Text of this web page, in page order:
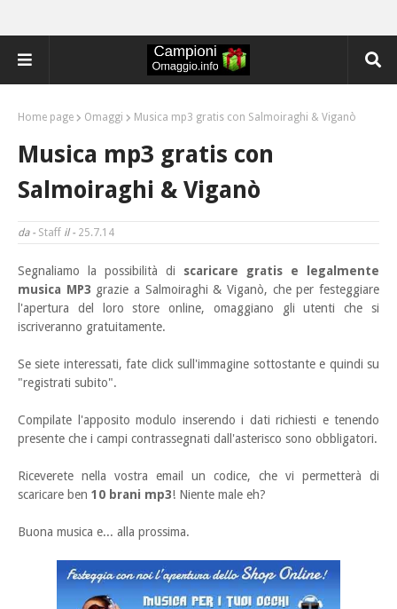
Home page Omaggi Musica mp3 gratis con Salmoiraghi & Viganò
Musica mp3 gratis con
Salmoiraghi & Viganò
da - Staff il - 25.7.14
Segnaliamo la possibilità di scaricare gratis e legalmente
musica MP3 grazie a Salmoiraghi & Viganò, che per festeggiare
l'apertura del loro store online, omaggiano gli utenti che si
iscriveranno gratuitamente.
Se siete interessati, fate click sull'immagine sottostante e quindi su
"registrati subito".
Compilate l'apposito modulo inserendo i dati richiesti e tenendo
presente che i campi contrassegnati dall'asterisco sono obbligatori.
Riceverete nella vostra email un codice, che vi permetterà di
scaricare ben 10 brani mp3! Niente male eh?
Buona musica e... alla prossima.